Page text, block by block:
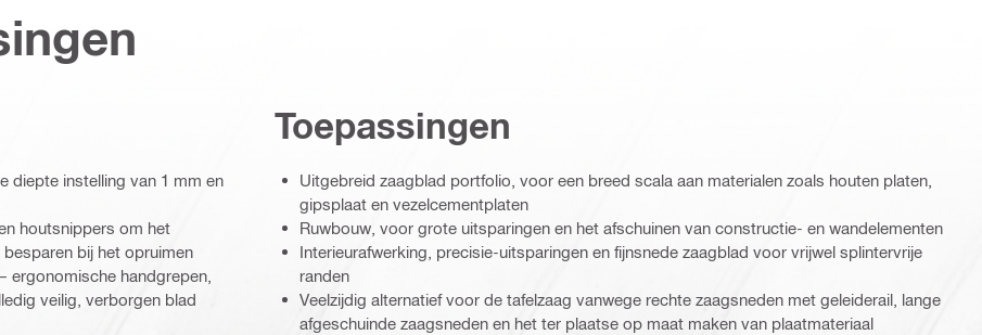
diepte instelling van 1 mm en
houtsnippers om het
bij het opruimen
ergonomische handgrepen,
veilig, verborgen blad
Toepassingen
Uitgebreid zaagblad portfolio, voor een breed scala aan materialen zoals houten platen,
gipsplaat en vezelcementplaten
Ruwbouw, voor grote uitsparingen en het afschuinen van constructie- en wandelementen
Interieurafwerking, precisie-uitsparingen en fijnsnede zaagblad voor vrijwel splintervrije
randen
Veelzijdig alternatief voor de tafelzaag vanwege rechte zaagsneden met geleiderail, lange
afgeschuinde zaagsneden en het ter plaatse op maat maken van plaatmateriaal